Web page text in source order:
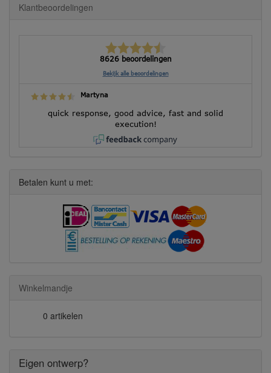
Klantbeoordelingen
8626 beoordelingen
Bekijk alle beoordelingen
Martyna
quick response, good advice, fast and solid
execution!
Betalen kunt u met:
Winkelmandje
0 artikelen
Eigen ontwerp?